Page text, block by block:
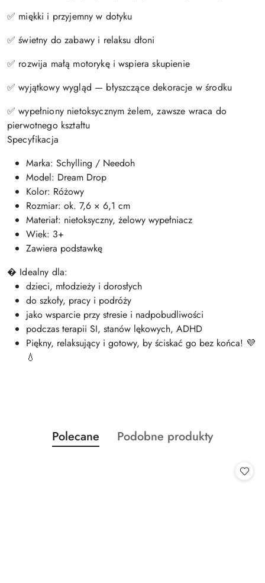
✅ miękki i przyjemny w dotyku
✅ świetny do zabawy i relaksu dłoni
✅ rozwija małą motorykę i wspiera skupienie
✅ wyjątkowy wygląd — błyszczące dekoracje w środku
✅ wypełniony nietoksycznym żelem, zawsze wraca do
pierwotnego kształtu
Specyfikacja
Marka: Schylling / Needoh
Model: Dream Drop
Kolor: Różowy
Rozmiar: ok. 7,6 × 6,1 cm
Materiał: nietoksyczny, żelowy wypełniacz
Wiek: 3+
Zawiera podstawkę
� Idealny dla:
dzieci, młodzieży i dorosłych
do szkoły, pracy i podróży
jako wsparcie przy stresie i nadpobudliwości
podczas terapii SI, stanów lękowych, ADHD
Piękny, relaksujący i gotowy, by ściskać go bez końca! 💜
💧
Pomiń karuzelę produktów
Produkty
o
Polecane
Produkty
Podobne produkty